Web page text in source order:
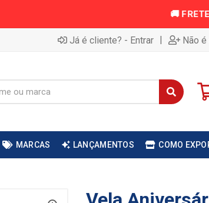
Já é cliente? - Entrar | Não
MARCAS LANÇAMENTOS COMO